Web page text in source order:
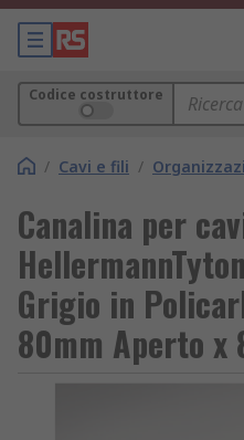
Codice costruttore
/ Cavi e fili /
Canalina per
Grigio in
80mm Aperto x